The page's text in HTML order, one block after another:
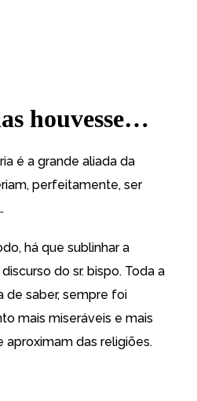
houvesse…
é a grande aliada da
perfeitamente, ser
há que sublinhar a
do sr. bispo. Toda a
de saber, sempre foi
mais miseráveis e mais
aproximam das religiões.